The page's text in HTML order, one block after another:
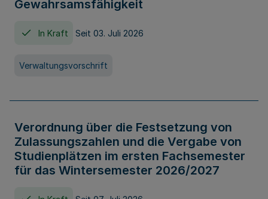
Gewahrsamsfähigkeit
In Kraft Seit 03. Juli 2026
Verwaltungsvorschrift
Verordnung über die Festsetzung von
Zulassungszahlen und die Vergabe von
Studienplätzen im ersten Fachsemester
für das Wintersemester 2026/2027